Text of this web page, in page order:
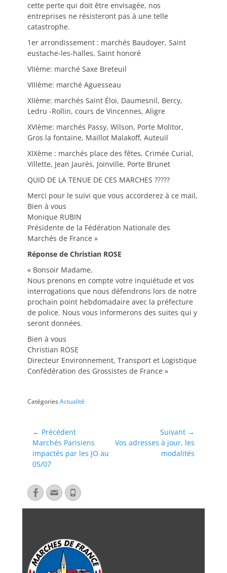
cette perte qui doit être envisagée, nos
entreprises ne résisteront pas à une telle
catastrophe.
1er arrondissement : marchés Baudoyer, Saint
eustache-les-halles, Saint honoré
VIIème: marché Saxe Breteuil
VIIIème: marché Aguesseau
XIIème: marchés Saint Éloi, Daumesnil, Bercy,
Ledru -Rollin, cours de Vincennes, Aligre
XVIème: marchés Passy, Wilson, Porte Molitor,
Gros la fontaine, Maillot Malakoff, Auteuil
XIXème : marchés place des fêtes, Crimée Curial,
Villette, Jean Jaurès, Joinville, Porte Brunet
QUID DE LA TENUE DE CES MARCHES ?????
Merci pour le suivi que vous accorderez à ce mail,
Bien à vous
Monique RUBIN
Présidente de la Fédération Nationale des
Marchés de France »
Réponse de Christian ROSE
« Bonsoir Madame,
Nous prenons en compte votre inquiétude et vos
interrogations que nous défendrons lors de notre
prochain point hebdomadaire avec la préfecture
de police. Nous vous informerons des suites qui y
seront données.
Bien à vous
Christian ROSE
Directeur Environnement, Transport et Logistique
Confédération des Grossistes de France »
CatégoriesActualité
← Précédent
Marchés Parisiens
impactés par les JO au
05/07
Suivant →
Vos adresses à jour, les
modalités